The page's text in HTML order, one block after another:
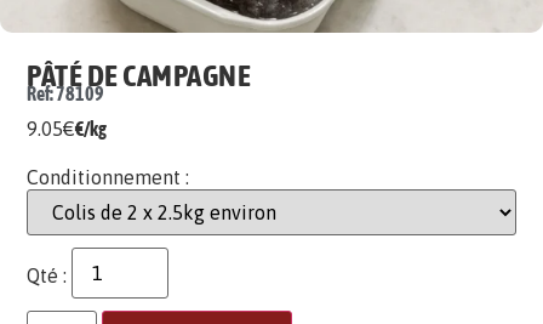
PÂTÉ DE CAMPAGNE
Ref: 78109
9.05€€/kg
Conditionnement :
Qté :